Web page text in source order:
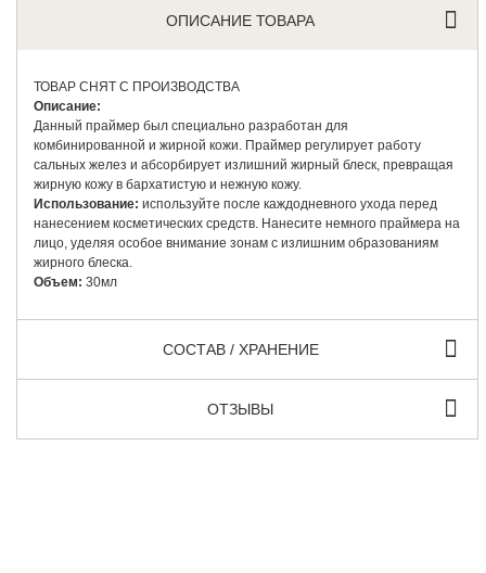
ОПИСАНИЕ ТОВАРА
ТОВАР СНЯТ С ПРОИЗВОДСТВА
Описание:
Данный праймер был специально разработан для
комбинированной и жирной кожи. Праймер регулирует работу
сальных желез и абсорбирует излишний жирный блеск, превращая
жирную кожу в бархатистую и нежную кожу.
Использование: используйте после каждодневного ухода перед
нанесением косметических средств. Нанесите немного праймера на
лицо, уделяя особое внимание зонам с излишним образованиям
жирного блеска.
Объем: 30мл
СОСТАВ / ХРАНЕНИЕ
ОТЗЫВЫ